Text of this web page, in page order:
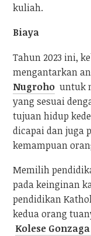
kuliah.
Biaya
Tahun 2023 ini,
mengantarkan
Nugroho untuk
yang sesuai
tujuan hidup
dicapai dan juga
kemampuan
Memilih
pada keinginan
pendidikan
kedua orang
Kolese